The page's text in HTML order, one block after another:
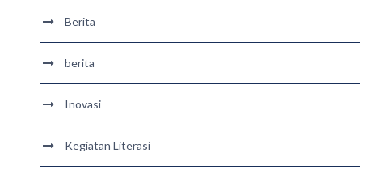
Berita
berita
Inovasi
Kegiatan Literasi